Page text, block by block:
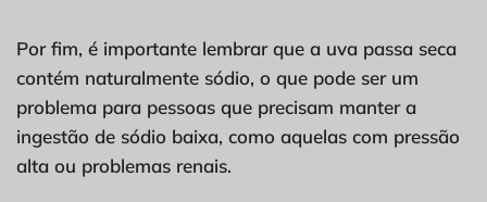
Por fim, é importante lembrar que a uva passa seca
contém naturalmente sódio, o que pode ser um
problema para pessoas que precisam manter a
ingestão de sódio baixa, como aquelas com pressão
alta ou problemas renais.